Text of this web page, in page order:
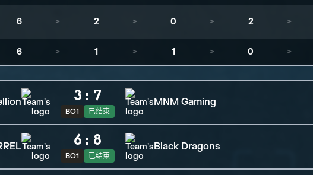
6 > 2 > 0 > 2 >
6 > 1 > 1 > 0 >
3 : 7
BO1 已结束
MNM Gaming
6 : 8
BO1 已结束
Black Dragons